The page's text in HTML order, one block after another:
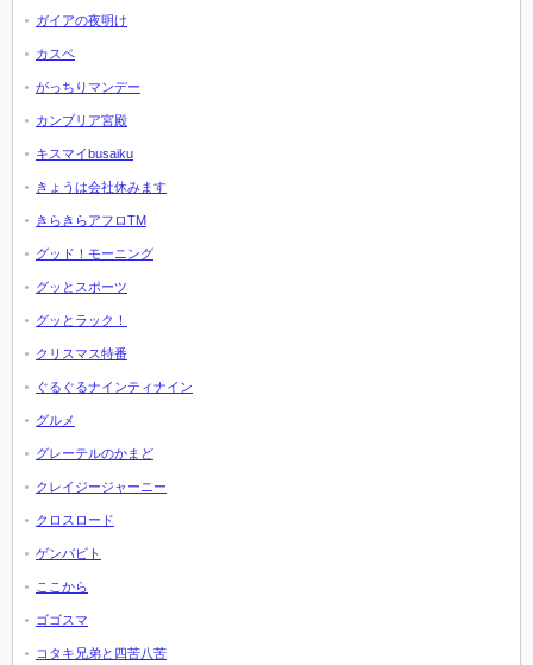
ガイアの夜明け
カスペ
がっちりマンデー
カンブリア宮殿
キスマイbusaiku
きょうは会社休みます
きらきらアフロTM
グッド！モーニング
グッとスポーツ
グッとラック！
クリスマス特番
ぐるぐるナインティナイン
グルメ
グレーテルのかまど
クレイジージャーニー
クロスロード
ゲンバビト
ここから
ゴゴスマ
コタキ兄弟と四苦八苦